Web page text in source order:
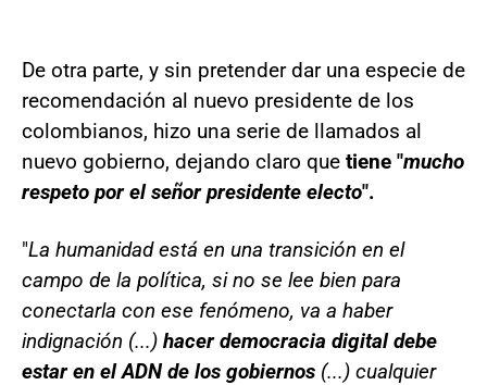
De otra parte, y sin pretender dar una especie de
recomendación al nuevo presidente de los
colombianos, hizo una serie de llamados al
nuevo gobierno, dejando claro que tiene "mucho
respeto por el señor presidente electo".
"La humanidad está en una transición en el
campo de la política, si no se lee bien para
conectarla con ese fenómeno, va a haber
indignación (...) hacer democracia digital debe
estar en el ADN de los gobiernos (...) cualquier